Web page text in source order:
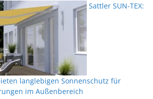
Sattler SUN-TEX:
langlebigen Sonnenschutz für
im Außenbereich